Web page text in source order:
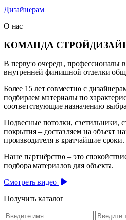
Дизайнерам
О нас
КОМАНДА
В первую очередь, профессионалы в
внутренней финишной отделки
Более 15 лет совместно с
подбираем материалы по
соответствующие назначению
Подвесные потолки, светильники,
покрытия – доставляем на объект
производителя в кратчайшие сроки.
Наше партнёрство – это
подбора материалов для объекта.
Смотреть видео
Получить каталог